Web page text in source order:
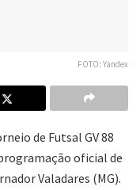
FOTO: Yandex
de Futsal GV 88
oficial de
Valadares (MG).